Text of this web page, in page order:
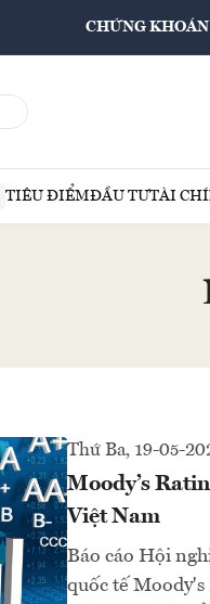
CHỨNG KHOÁN
TIÊU ĐIỂMĐẦU TƯTÀI
Thứ Ba, 19-05-
Moody’s
Việt Nam
Báo cáo Hội
quốc tế